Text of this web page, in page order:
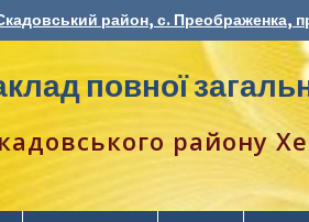
район, с. Преображенка,
повної
району